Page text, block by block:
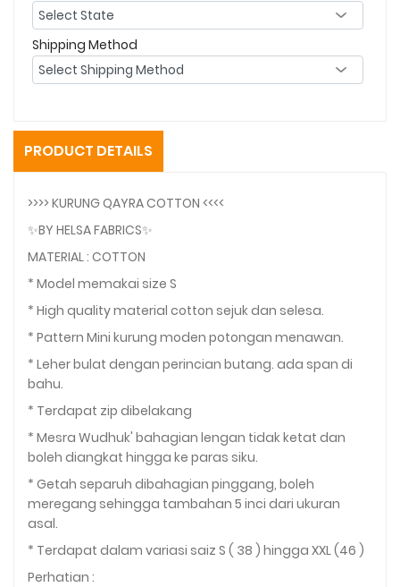
Shipping Method
PRODUCT DETAILS
>>>> KURUNG QAYRA COTTON <<<<
✨BY HELSA FABRICS✨
MATERIAL : COTTON
* Model memakai size S
* High quality material cotton sejuk dan selesa.
* Pattern Mini kurung moden potongan menawan.
* Leher bulat dengan perincian butang. ada span di
bahu.
* Terdapat zip dibelakang
* Mesra Wudhuk' bahagian lengan tidak ketat dan
boleh diangkat hingga ke paras siku.
* Getah separuh dibahagian pinggang, boleh
meregang sehingga tambahan 5 inci dari ukuran
asal.
* Terdapat dalam variasi saiz S ( 38 ) hingga XXL (46 )
Perhatian :